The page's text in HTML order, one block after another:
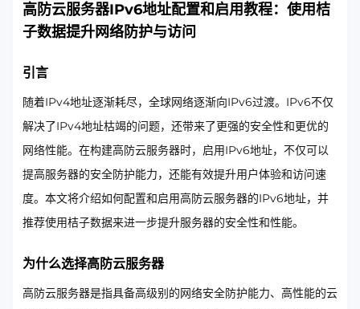
高防云服务器IPv6地址配置和启用教程：使用桔
子数据提升网络防护与访问
引言
随着IPv4地址逐渐耗尽，全球网络逐渐向IPv6过渡。IPv6不仅
解决了IPv4地址枯竭的问题，还带来了更强的安全性和更优的
网络性能。在构建高防云服务器时，启用IPv6地址，不仅可以
提高服务器的安全防护能力，还能有效提升用户体验和访问速
度。本文将介绍如何配置和启用高防云服务器的IPv6地址，并
推荐使用桔子数据来进一步提升服务器的安全性和性能。
为什么选择高防云服务器
高防云服务器是指具备高级别的网络安全防护能力、高性能的云